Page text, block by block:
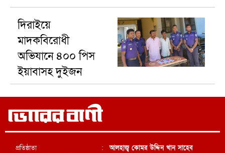
দিরাইয়ে
মাদকবিরোধী
অভিযানে ৪০০ পিস
ইয়াবাসহ দুইজন
আটক
প্রতিষ্ঠাতা
:
আলহাজ্ব কোমর উদ্দিন খান সাহেব